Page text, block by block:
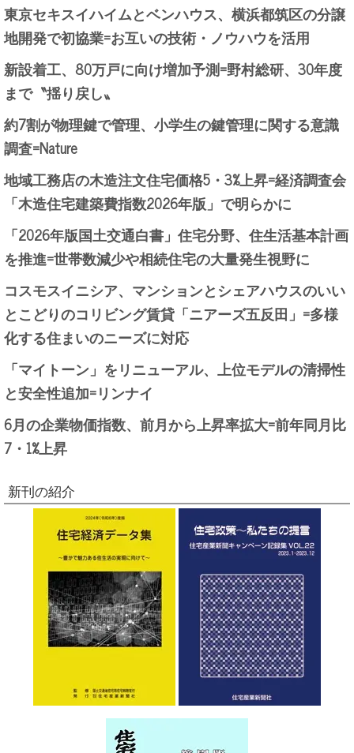
東京セキスイハイムとベンハウス、横浜都筑区の分譲
地開発で初協業=お互いの技術・ノウハウを活用
新設着工、80万戸に向け増加予測=野村総研、30年度
まで〝揺り戻し〟
約7割が物理鍵で管理、小学生の鍵管理に関する意識
調査=Nature
地域工務店の木造注文住宅価格5・3%上昇=経済調査会
「木造住宅建築費指数2026年版」で明らかに
「2026年版国土交通白書」住宅分野、住生活基本計画
を推進=世帯数減少や相続住宅の大量発生視野に
コスモスイニシア、マンションとシェアハウスのいい
とこどりのコリビング賃貸「ニアーズ五反田」=多様
化する住まいのニーズに対応
「マイトーン」をリニューアル、上位モデルの清掃性
と安全性追加=リンナイ
6月の企業物価指数、前月から上昇率拡大=前年同月比
7・1%上昇
新刊の紹介